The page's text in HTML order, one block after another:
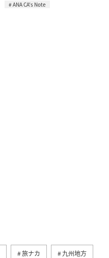
ANA CA's Note
旅ナカ 九州地方